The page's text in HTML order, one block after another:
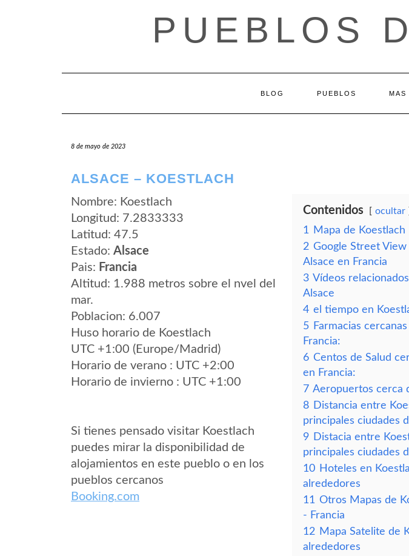
PUEBLOS
BLOG PUEBLOS MAS
8 de mayo de 2023
ALSACE – KOESTLACH
Nombre: Koestlach
Longitud: 7.2833333
Latitud: 47.5
Estado: Alsace
Pais: Francia
Altitud: 1.988 metros sobre el nvel del
mar.
Poblacion: 6.007
Huso horario de Koestlach
UTC +1:00 (Europe/Madrid)
Horario de verano : UTC +2:00
Horario de invierno : UTC +1:00
Si tienes pensado visitar Koestlach
puedes mirar la disponibilidad de
alojamientos en este pueblo o en los
pueblos cercanos
Booking.com
Contenidos ocultar
1
Mapa de Koestlach
2 Google Street View
Alsace en Francia
3 Vídeos
Alsace
4 el tiempo en
5 Farmacias
Francia:
6 Centos de Salud
en Francia:
7 Aeropuertos cerca
8 Distancia entre
principales ciudades
9 Distacia entre
principales ciudades
10 Hoteles en
alrededores
11 Otros Mapas de
- Francia
12 Mapa Satelite de
alrededores